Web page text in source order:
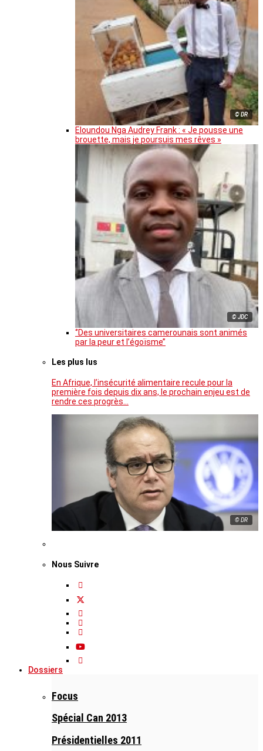
© DR
Eloundou Nga Audrey Frank : « Je pousse une
brouette, mais je poursuis mes rêves »
© JDC
‘’Des universitaires camerounais sont animés
par la peur et l’égoïsme’’
Les plus lus
En Afrique, l’insécurité alimentaire recule pour la
première fois depuis dix ans, le prochain enjeu est de
rendre ces progrès…
© DR
Nous Suivre
Dossiers
Focus
Spécial Can 2013
Présidentielles 2011